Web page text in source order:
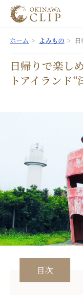
ホーム よみもの
日帰りで楽し
トアイランド
目次